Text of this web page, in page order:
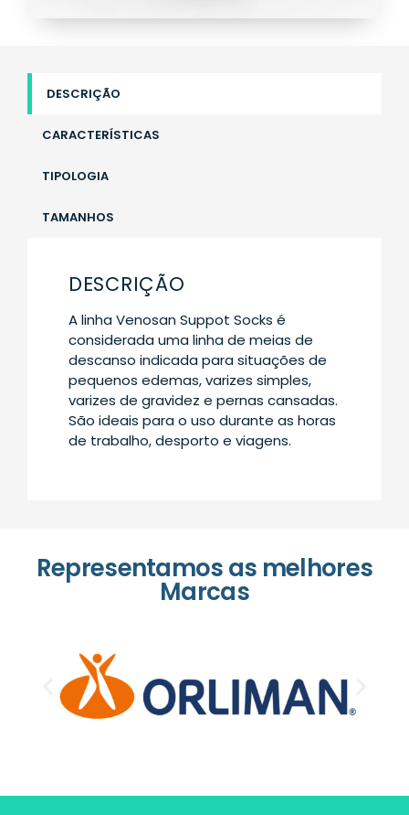
DESCRIÇÃO
CARACTERÍSTICAS
TIPOLOGIA
TAMANHOS
DESCRIÇÃO
A linha Venosan Suppot Socks é
considerada uma linha de meias de
descanso indicada para situações de
pequenos edemas, varizes simples,
varizes de gravidez e pernas cansadas.
São ideais para o uso durante as horas
de trabalho, desporto e viagens.
Representamos as melhores
Marcas